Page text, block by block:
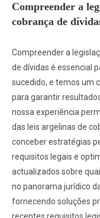
Compreender a
cobrança de
Compreender a
de dívidas é essencial
sucedido, e temos um
para garantir
nossa experiência
das leis argelinas de
conceber estratégias
requisitos legais e
actualizados sobre
no panorama jurídico
fornecendo soluções